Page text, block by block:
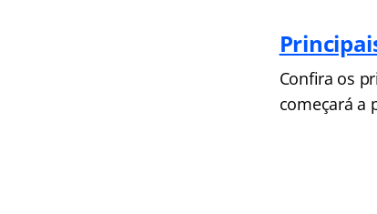
Confira os
começará a